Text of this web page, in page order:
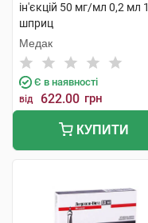
ін'єкцій 50 мг/мл 0,2 мл 1
шприц
Медак
Є в наявності
від 622.00 грн
КУПИТИ